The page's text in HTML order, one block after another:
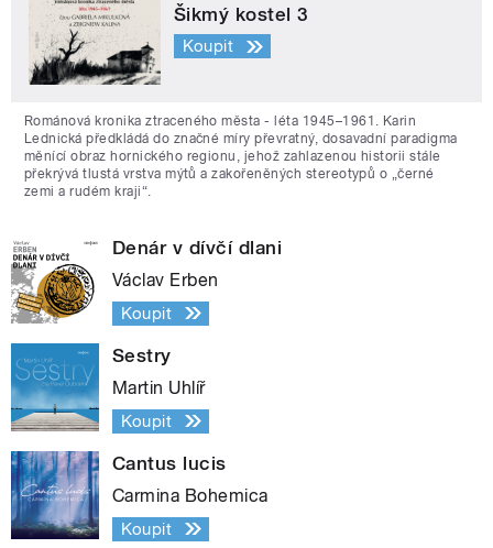
Šikmý kostel 3
Koupit
Románová kronika ztraceného města - léta 1945–1961. Karin
Lednická předkládá do značné míry převratný, dosavadní paradigma
měnící obraz hornického regionu, jehož zahlazenou historii stále
překrývá tlustá vrstva mýtů a zakořeněných stereotypů o „černé
zemi a rudém kraji“.
Denár v dívčí dlani
Václav Erben
Koupit
Sestry
Martin Uhlíř
Koupit
Cantus lucis
Carmina Bohemica
Koupit